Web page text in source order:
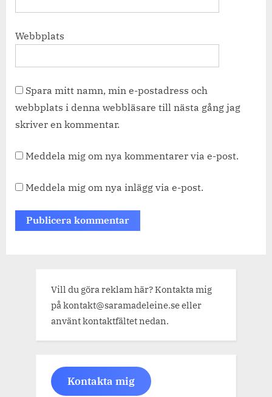
Webbplats
Spara mitt namn, min e-postadress och
webbplats i denna webbläsare till nästa gång jag
skriver en kommentar.
Meddela mig om nya kommentarer via e-post.
Meddela mig om nya inlägg via e-post.
Vill du göra reklam här? Kontakta mig
på kontakt@saramadeleine.se eller
använt kontaktfältet nedan.
Kontakta mig